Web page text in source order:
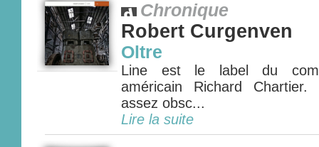
Chronique
Robert Curgenven
Oltre
Line est le label du
américain Richard Chartier.
assez obsc...
Lire la suite